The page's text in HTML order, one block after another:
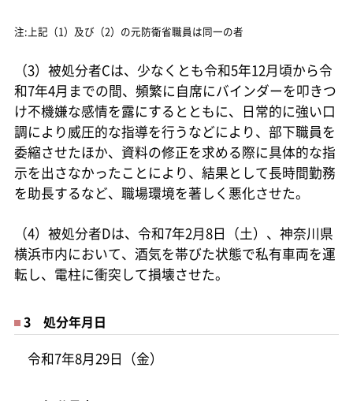
注:上記（1）及び（2）の元防衛省職員は同一の者
（3）被処分者Cは、少なくとも令和5年12月頃から令
和7年4月までの間、頻繁に自席にバインダーを叩きつ
け不機嫌な感情を露にするとともに、日常的に強い口
調により威圧的な指導を行うなどにより、部下職員を
委縮させたほか、資料の修正を求める際に具体的な指
示を出さなかったことにより、結果として長時間勤務
を助長するなど、職場環境を著しく悪化させた。
（4）被処分者Dは、令和7年2月8日（土）、神奈川県
横浜市内において、酒気を帯びた状態で私有車両を運
転し、電柱に衝突して損壊させた。
3 処分年月日
令和7年8月29日（金）